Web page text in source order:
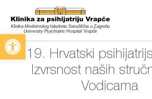
Open toolbar
19. Hrvatski
Izvrsnost naših
Vodicama